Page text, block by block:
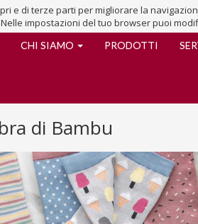
e di terze parti per migliorare la
impostazioni del tuo browser puoi
CHI SIAMO PRODOTTI
di Bambu